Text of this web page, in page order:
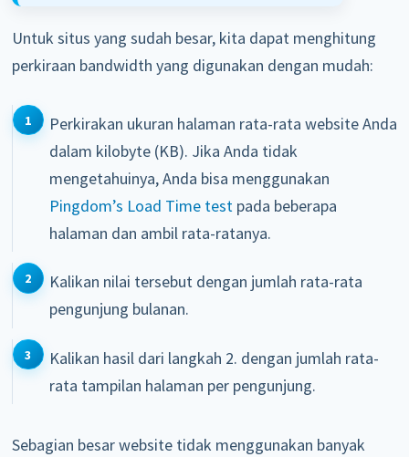
Untuk situs yang sudah besar, kita dapat menghitung
perkiraan bandwidth yang digunakan dengan mudah:
Perkirakan ukuran halaman rata-rata website Anda
dalam kilobyte (KB). Jika Anda tidak
mengetahuinya, Anda bisa menggunakan
Pingdom’s Load Time testpada beberapa
halaman dan ambil rata-ratanya.
Kalikan nilai tersebut dengan jumlah rata-rata
pengunjung bulanan.
Kalikan hasil dari langkah 2. dengan jumlah rata-
rata tampilan halaman per pengunjung.
Sebagian besar website tidak menggunakan banyak